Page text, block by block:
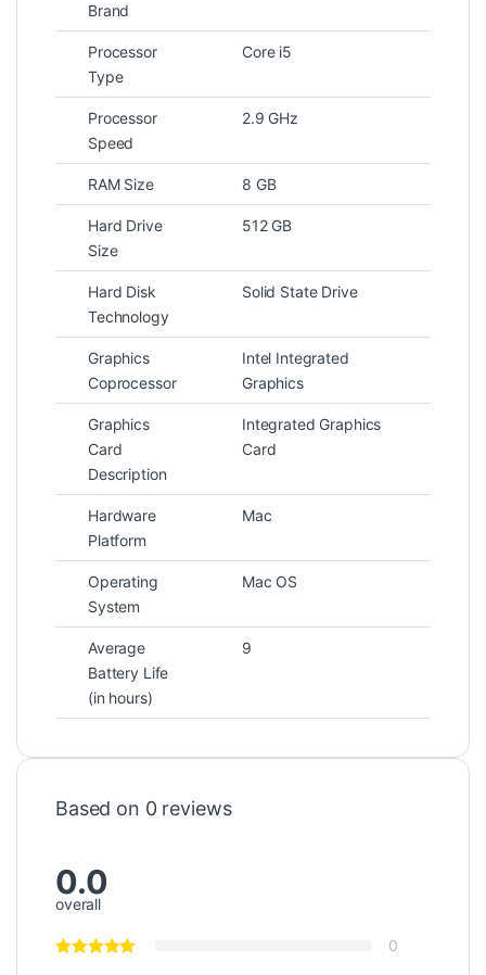
Brand
Processor
Type
Core i5
Processor
Speed
2.9 GHz
RAM Size 8 GB
Hard Drive
Size
512 GB
Hard Disk
Technology
Solid State Drive
Graphics
Coprocessor
Intel Integrated
Graphics
Graphics
Card
Description
Integrated Graphics
Card
Hardware
Platform
Mac
Operating
System
Mac OS
Average
Battery Life
(in hours)
9
Based on 0 reviews
0.0
overall
0